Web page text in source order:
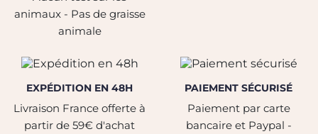
animaux - Pas de graisse
animale
EXPÉDITION EN 48H
Livraison France offerte à
partir de 59€ d'achat
PAIEMENT SÉCURISÉ
Paiement par carte
bancaire et Paypal -